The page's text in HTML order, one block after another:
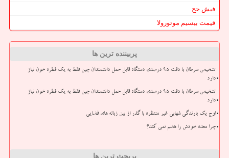
فیش حج
قیمت بیسیم موتورولا
پربیننده ترین ها
تشخیص سرطان با دقت ۹۵ درصدی دستگاه قابل حمل دانشمندان چین فقط به یک قطره خون نیاز
دارد
تشخیص سرطان با دقت ۹۵ درصدی دستگاه قابل حمل دانشمندان چین فقط به یک قطره خون نیاز
دارد
اوج یک بارندگی شهابی غیر منتظره با گذر از بین زباله های فضایی
چرا معده خودش را هضم نمی کند؟
پربحث ترین ها